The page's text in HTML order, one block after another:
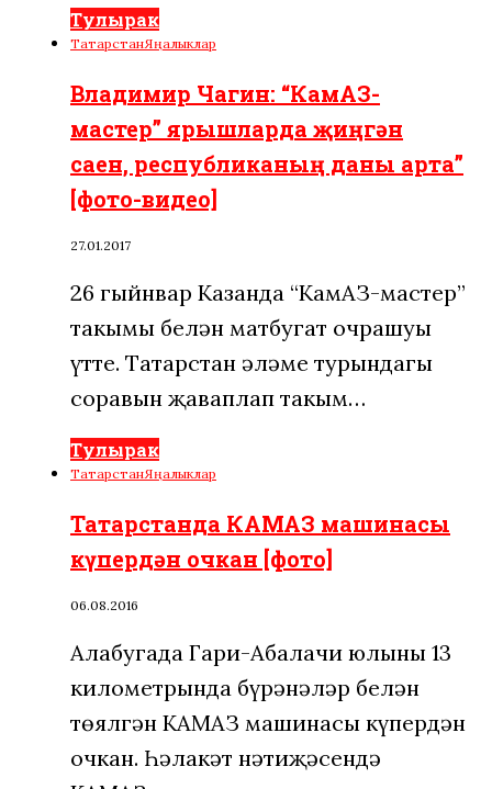
Тулырак
ТатарстанЯңалыклар
Владимир Чагин: “КамАЗ-
мастер” ярышларда җиңгән
саен, республиканың даны арта”
[фото-видео]
27.01.2017
26 гыйнвар Казанда “КамАЗ-мастер”
такымы белән матбугат очрашуы
үтте. Татарстан әләме турындагы
соравын җаваплап такым…
Тулырак
ТатарстанЯңалыклар
Татарстанда КАМАЗ машинасы
күпердән очкан [фото]
06.08.2016
Алабугада Гари-Абалачи юлының 13
километрында бүрәнәләр белән
төялгән КАМАЗ машинасы күпердән
очкан. Һәлакәт нәтиҗәсендә